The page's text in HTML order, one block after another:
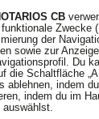
Madridejos
Álvarez
und Online-
CB
Zwecke
der
sowie zur
Du
die Schaltfläche
ablehnen, indem
indem du im
auswählst.